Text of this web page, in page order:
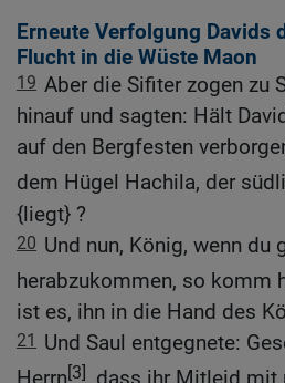
Erneute Verfolgung Davids
Flucht in die Wüste Maon
19 Aber die Sifiter zogen zu
hinauf und sagten: Hält
auf den Bergfesten
dem Hügel Hachila, der
{liegt} ?
20 Und nun, König, wenn du
herabzukommen, so komm
ist es, ihn in die Hand des
21 Und Saul entgegnete:
[3]